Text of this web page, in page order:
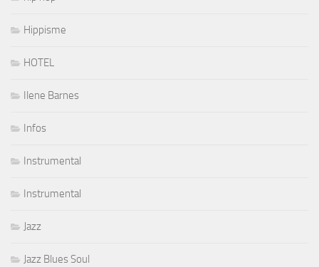
Hippisme
HOTEL
Ilene Barnes
Infos
Instrumental
Instrumental
Jazz
Jazz Blues Soul